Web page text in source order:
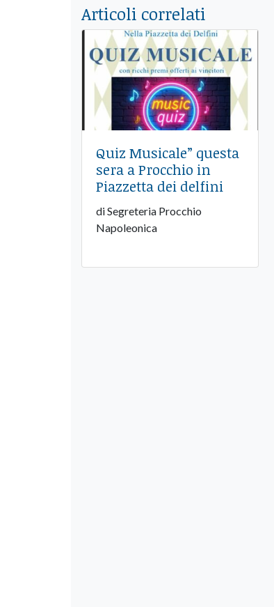
Articoli correlati
Quiz Musicale” questa
sera a Procchio in
Piazzetta dei delfini
di Segreteria Procchio
Napoleonica